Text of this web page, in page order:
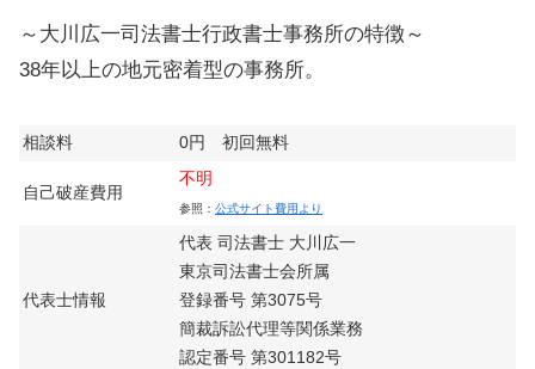
～大川広一司法書士行政書士事務所の特徴～
38年以上の地元密着型の事務所。
相談料 0円 初回無料
自己破産費用
不明
参照： 公式サイト費用より
代表士情報
代表 司法書士 大川広一
東京司法書士会所属
登録番号 第3075号
簡裁訴訟代理等関係業務
認定番号 第301182号